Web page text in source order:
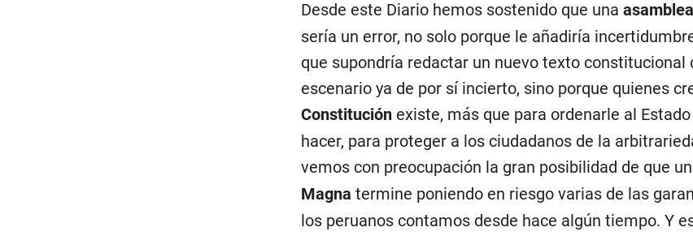
Desde este Diario hemos sostenido que una
sería un error, no solo porque le añadiría
que supondría redactar un nuevo texto constitucional
escenario ya de por sí incierto, sino porque quienes
Constitución existe, más que para ordenarle al
hacer, para proteger a los ciudadanos de la
vemos con preocupación la gran posibilidad de que
Magna termine poniendo en riesgo varias de las
los peruanos contamos desde hace algún tiempo. Y